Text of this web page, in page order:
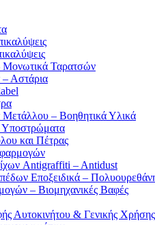
Μονωτικά Ταρατσών
Αστάρια
– Βοηθητικά Υλικά
Υποστρώματα
και Πέτρας
Antigraffiti – Antidust
Εποξειδικά –
– Βιομηχανικές Βαφές
Αυτοκινήτου & Γενικής Χρήσης